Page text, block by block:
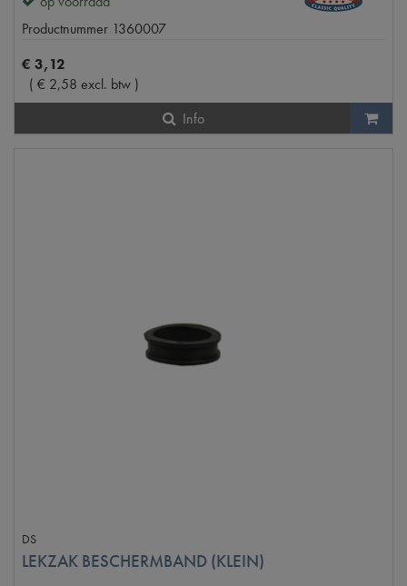
Productnummer 1360007
€ 3,12
( € 2,58 excl. btw )
Info
DS
LEKZAK BESCHERMBAND (KLEIN)